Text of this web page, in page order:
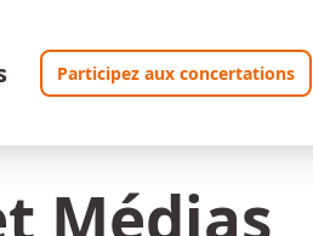
Participez aux concertations
Médias